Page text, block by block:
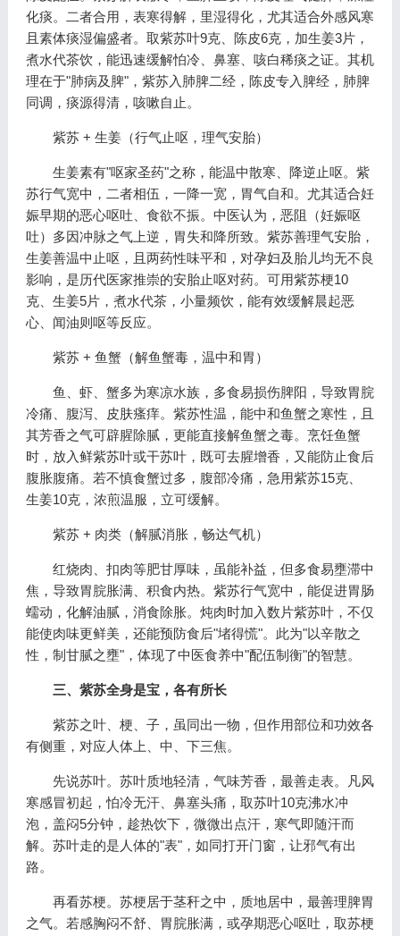
化痰。二者合用，表寒得解，里湿得化，尤其适合外感风寒
且素体痰湿偏盛者。取紫苏叶9克、陈皮6克，加生姜3片，
煮水代茶饮，能迅速缓解怕冷、鼻塞、咳白稀痰之证。其机
理在于"肺病及脾"，紫苏入肺脾二经，陈皮专入脾经，肺脾
同调，痰源得清，咳嗽自止。
紫苏 + 生姜（行气止呕，理气安胎）
生姜素有"呕家圣药"之称，能温中散寒、降逆止呕。紫
苏行气宽中，二者相伍，一降一宽，胃气自和。尤其适合妊
娠早期的恶心呕吐、食欲不振。中医认为，恶阻（妊娠呕
吐）多因冲脉之气上逆，胃失和降所致。紫苏善理气安胎，
生姜善温中止呕，且两药性味平和，对孕妇及胎儿均无不良
影响，是历代医家推崇的安胎止呕对药。可用紫苏梗10
克、生姜5片，煮水代茶，小量频饮，能有效缓解晨起恶
心、闻油则呕等反应。
紫苏 + 鱼蟹（解鱼蟹毒，温中和胃）
鱼、虾、蟹多为寒凉水族，多食易损伤脾阳，导致胃脘
冷痛、腹泻、皮肤瘙痒。紫苏性温，能中和鱼蟹之寒性，且
其芳香之气可辟腥除腻，更能直接解鱼蟹之毒。烹饪鱼蟹
时，放入鲜紫苏叶或干苏叶，既可去腥增香，又能防止食后
腹胀腹痛。若不慎食蟹过多，腹部冷痛，急用紫苏15克、
生姜10克，浓煎温服，立可缓解。
紫苏 + 肉类（解腻消胀，畅达气机）
红烧肉、扣肉等肥甘厚味，虽能补益，但多食易壅滞中
焦，导致胃脘胀满、积食内热。紫苏行气宽中，能促进胃肠
蠕动，化解油腻，消食除胀。炖肉时加入数片紫苏叶，不仅
能使肉味更鲜美，还能预防食后"堵得慌"。此为"以辛散之
性，制甘腻之壅"，体现了中医食养中"配伍制衡"的智慧。
三、紫苏全身是宝，各有所长
紫苏之叶、梗、子，虽同出一物，但作用部位和功效各
有侧重，对应人体上、中、下三焦。
先说苏叶。苏叶质地轻清，气味芳香，最善走表。凡风
寒感冒初起，怕冷无汗、鼻塞头痛，取苏叶10克沸水冲
泡，盖闷5分钟，趁热饮下，微微出点汗，寒气即随汗而
解。苏叶走的是人体的"表"，如同打开门窗，让邪气有出
路。
再看苏梗。苏梗居于茎秆之中，质地居中，最善理脾胃
之气。若感胸闷不舒、胃脘胀满，或孕期恶心呕吐，取苏梗